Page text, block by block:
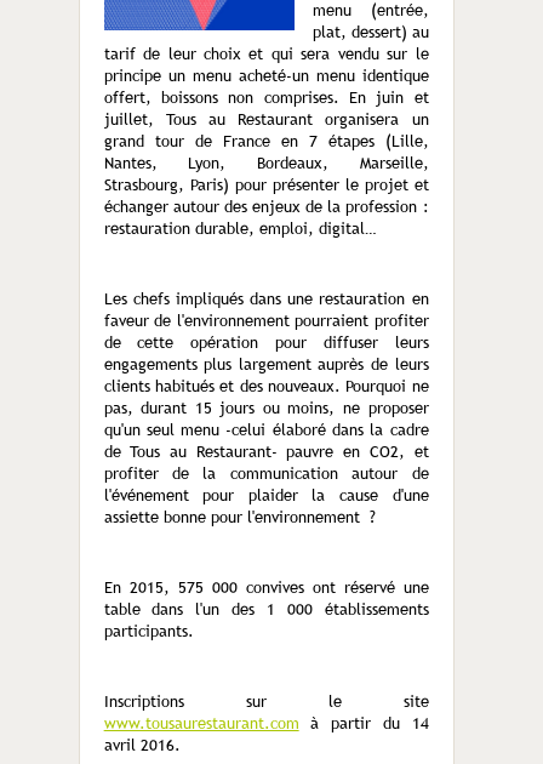
menu (entrée,
plat, dessert) au
tarif de leur choix et qui sera vendu sur le
principe un menu acheté-un menu identique
offert, boissons non comprises. En juin et
juillet, Tous au Restaurant organisera un
grand tour de France en 7 étapes (Lille,
Nantes, Lyon, Bordeaux, Marseille,
Strasbourg, Paris) pour présenter le projet et
échanger autour des enjeux de la profession :
restauration durable, emploi, digital…
Les chefs impliqués dans une restauration en
faveur de l'environnement pourraient profiter
de cette opération pour diffuser leurs
engagements plus largement auprès de leurs
clients habitués et des nouveaux. Pourquoi ne
pas, durant 15 jours ou moins, ne proposer
qu'un seul menu -celui élaboré dans la cadre
de Tous au Restaurant- pauvre en CO2, et
profiter de la communication autour de
l'événement pour plaider la cause d'une
assiette bonne pour l'environnement ?
En 2015, 575 000 convives ont réservé une
table dans l'un des 1 000 établissements
participants.
Inscriptions sur le site
www.tousaurestaurant.com à partir du 14
avril 2016.